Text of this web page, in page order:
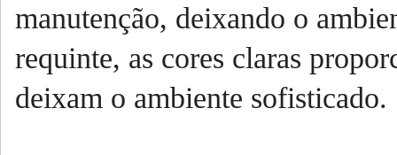
manutenção, deixando o
requinte, as cores claras
deixam o ambiente sofisticado.